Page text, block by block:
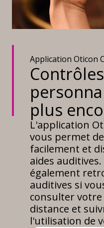
Application Oticon
plus
L'application
vous permet
facilement et
aides
également
auditives si
consulter
distance et
l'utilisation de